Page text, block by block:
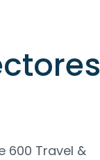
600 Travel &